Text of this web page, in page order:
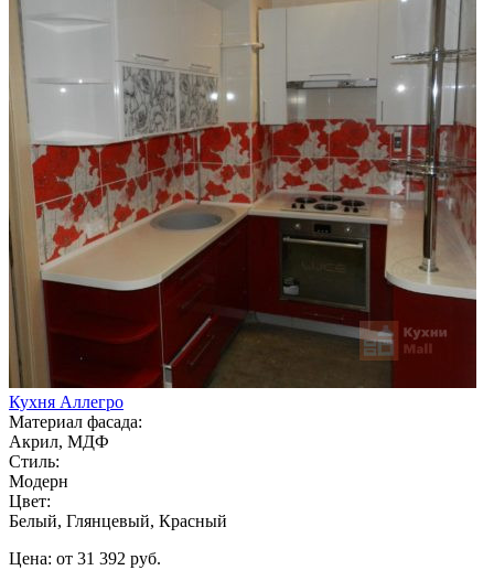
Кухня Аллегро
Материал фасада:
Акрил, МДФ
Стиль:
Модерн
Цвет:
Белый, Глянцевый, Красный
Цена: от 31 392 руб.